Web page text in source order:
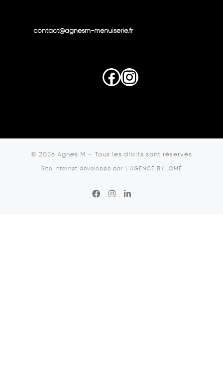
contact@agnesm-menuiserie.fr
Facebook
Instagram
© 2026 Agnes M – Tous les droits sont réservés
Site Internet développé par L'AGENCE BY LOMÉ